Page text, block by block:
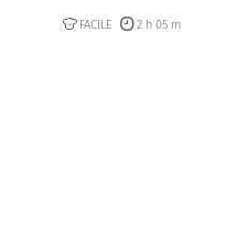
FACILE 2 h 05 m